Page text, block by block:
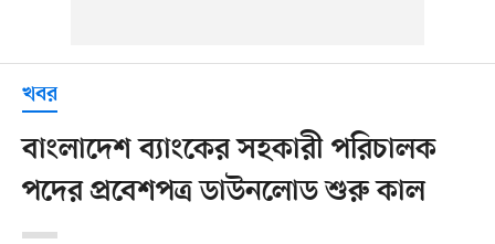
খবর
বাংলাদেশ ব্যাংকের সহকারী পরিচালক
পদের প্রবেশপত্র ডাউনলোড শুরু কাল